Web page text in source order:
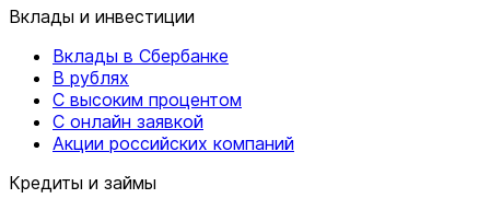
Вклады и инвестиции
Вклады в Сбербанке
В рублях
С высоким процентом
С онлайн заявкой
Акции российских компаний
Кредиты и займы